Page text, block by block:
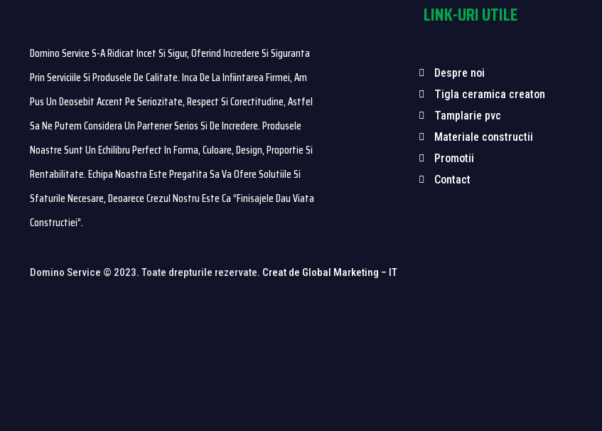
Domino Service S-A Ridicat Incet Si Sigur, Oferind Incredere Si Siguranta
Prin Serviciile Si Produsele De Calitate. Inca De La Infiintarea Firmei, Am
Pus Un Deosebit Accent Pe Seriozitate, Respect Si Corectitudine, Astfel
Sa Ne Putem Considera Un Partener Serios Si De Incredere. Produsele
Noastre Sunt Un Echilibru Perfect In Forma, Culoare, Design, Proportie Si
Rentabilitate. Echipa Noastra Este Pregatita Sa Va Ofere Solutiile Si
Sfaturile Necesare, Deoarece Crezul Nostru Este Ca “finisajele Dau Viata
Constructiei”.
LINK-URI UTILE
Despre noi
Tigla ceramica creaton
Tamplarie pvc
Materiale constructii
Promotii
Contact
Domino Service © 2023. Toate drepturile rezervate. Creat de Global Marketing – IT